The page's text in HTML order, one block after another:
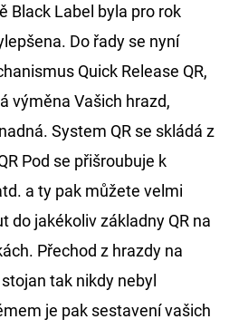
Black Label byla pro rok
Do řady se nyní
Quick Release QR,
výměna Vašich hrazd,
System QR se skládá z
Pod se přišroubuje k
a ty pak můžete velmi
do jakékoliv základny QR na
Přechod z hrazdy na
tak nikdy nebyl
je pak sestavení vašich